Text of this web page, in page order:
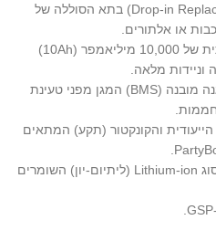
להתאמה פיזית מושלמת (Drop-in Replacement) בתא הסוללה של
או אלתורים.
עוצמה מתמשכת: קיבולת מפלצתית של 10,000 מיליאמפר (10Ah)
מלאה.
בטיחות מעל הכל: כוללת מעגל הגנה מובנה (BMS) המגן מפני טעינת
והקונקטור (תקע) המתאים
אמינות גבוהה: תאים איכותיים מסוג Lithium-ion (ליתיום-יון) השומרים